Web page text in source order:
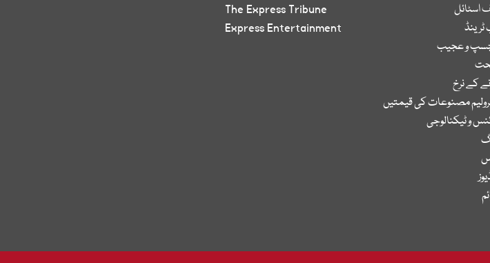
اسٹائل
ٹرینڈ
و عجیب
کے نرخ
مصنوعات کی قیمتیں
و ٹیکنالوجی
The Express Tribune
Express Entertainment